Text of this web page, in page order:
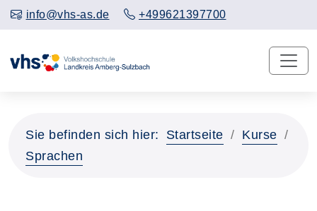
info@vhs-as.de +499621397700
Sie befinden sich hier: Startseite
Kurse
Sprachen